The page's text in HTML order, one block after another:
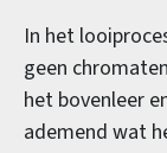
In het
geen
het bovenleer
ademend wat